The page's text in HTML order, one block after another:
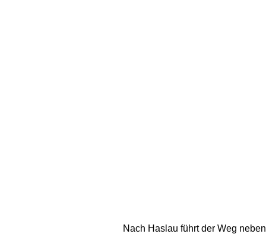
Nach Haslau führt der Weg